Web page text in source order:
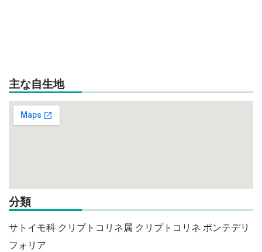
主な自生地
分類
サトイモ科 クリプトコリネ属 クリプトコリネ ポンテデリ
フォリア